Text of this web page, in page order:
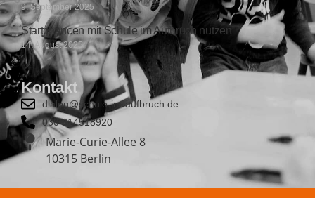
9. September 2025
Startchancen mit Schule im Aufbruch nutzen
14. August 2025
Kontakt
dialog@schule-im-aufbruch.de
030 814518920
Marie-Curie-Allee 8
10315 Berlin